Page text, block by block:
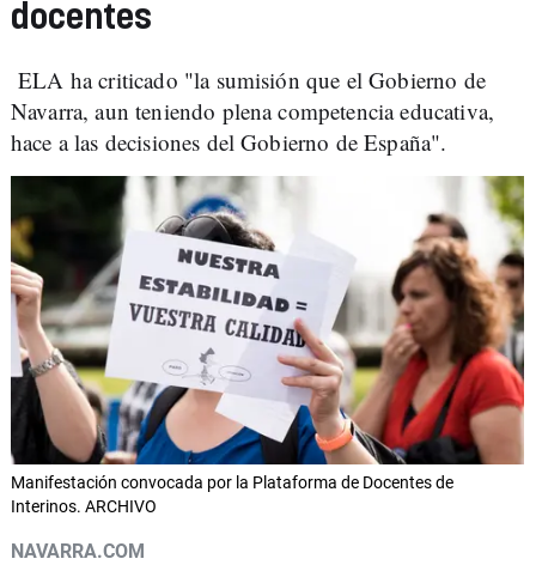
docentes
ELA ha criticado "la sumisión que el Gobierno de
Navarra, aun teniendo plena competencia educativa,
hace a las decisiones del Gobierno de España".
Manifestación convocada por la Plataforma de Docentes de
Interinos. ARCHIVO
NAVARRA.COM